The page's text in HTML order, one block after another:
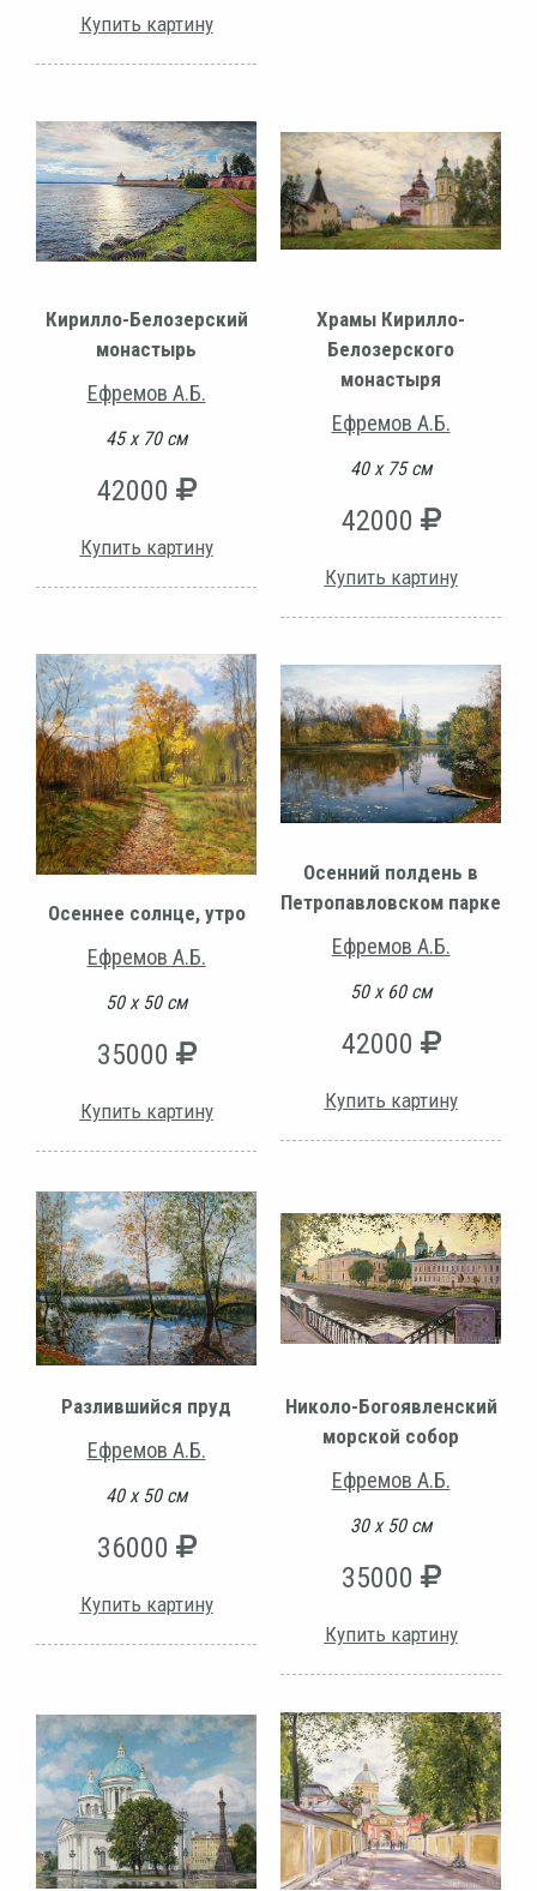
Купить картину
Кирилло-Белозерский
монастырь
Ефремов А.Б.
45 х 70 см
42000
Купить картину
Храмы Кирилло-
Белозерского
монастыря
Ефремов А.Б.
40 х 75 см
42000
Купить картину
Осеннее солнце, утро
Ефремов А.Б.
50 х 50 см
35000
Купить картину
Осенний полдень в
Петропавловском парке
Ефремов А.Б.
50 х 60 см
42000
Купить картину
Разлившийся пруд
Ефремов А.Б.
40 х 50 см
36000
Купить картину
Николо-Богоявленский
морской собор
Ефремов А.Б.
30 х 50 см
35000
Купить картину